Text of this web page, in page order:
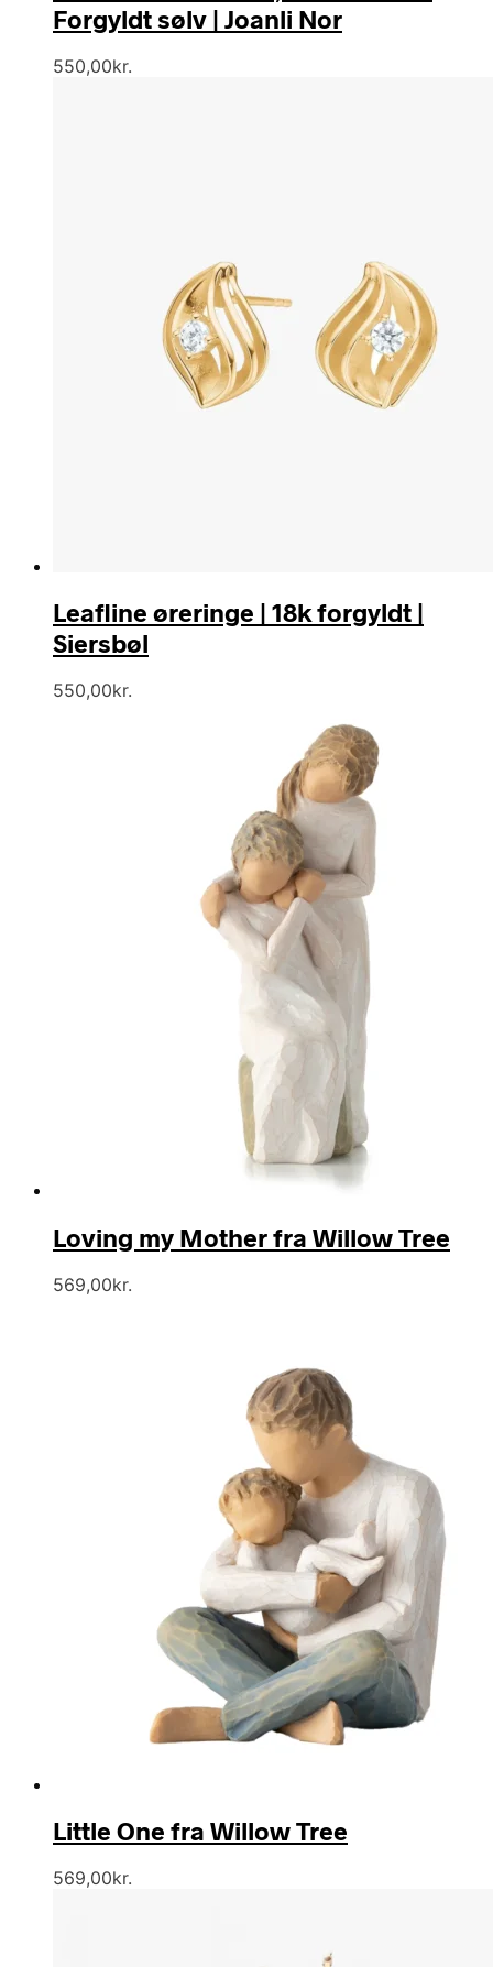
Forgyldt sølv | Joanli Nor
550,00kr.
Leafline øreringe | 18k forgyldt |
Siersbøl
550,00kr.
Loving my Mother fra Willow Tree
569,00kr.
Little One fra Willow Tree
569,00kr.